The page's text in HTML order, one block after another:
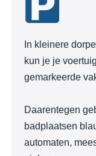
In kleinere
kun je je
gemarkeerde
Daarentegen
badplaatsen
automaten,